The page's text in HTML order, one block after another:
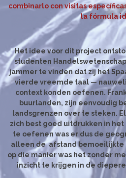
combinarlo con visitas
la fórmula
Het idee voor dit project
studenten
jammer te vinden dat zij het
vierde vreemde taal —
context konden oefenen.
buurlanden, zijn eenvoudig
landsgrenzen over te steken.
zich best goed uitdrukken in het
te oefenen was er dus de
alleen de afstand bemoeilijkte
op die manier was het zonder
inzicht te krijgen in de